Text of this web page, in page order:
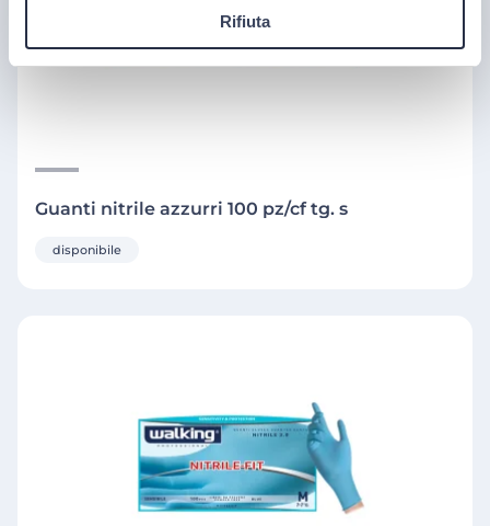
Rifiuta
Guanti nitrile azzurri 100 pz/cf tg. s
disponibile